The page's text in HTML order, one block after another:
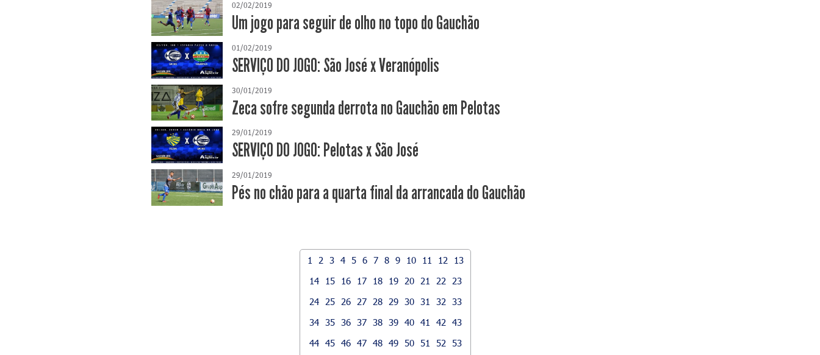
02/02/2019
Um jogo para seguir de olho no topo do Gauchão
01/02/2019
SERVIÇO DO JOGO: São José x Veranópolis
30/01/2019
Zeca sofre segunda derrota no Gauchão em Pelotas
29/01/2019
SERVIÇO DO JOGO: Pelotas x São José
29/01/2019
Pés no chão para a quarta final da arrancada do Gauchão
1 2 3 4 5 6 7 8 9 10 11 12
13
14
15 16 17 18 19 20 21 22
23
24
25 26 27 28 29 30 31 32
33
34 35 36 37 38 39 40 41 42
43
44 45 46 47 48 49 50 51 52
53